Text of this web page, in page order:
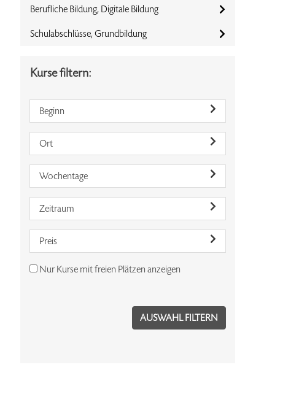
Berufliche Bildung, Digitale Bildung
Schulabschlüsse, Grundbildung
Kurse filtern:
Beginn
Ort
Wochentage
Zeitraum
Preis
Nur Kurse mit freien Plätzen anzeigen